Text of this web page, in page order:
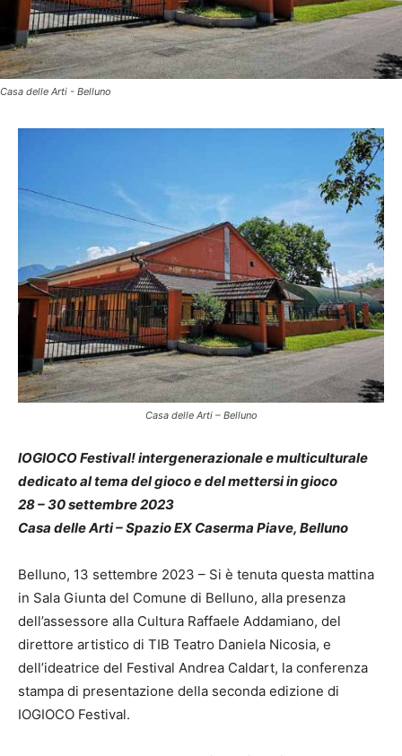
Casa delle Arti - Belluno
Casa delle Arti – Belluno
IOGIOCO Festival! intergenerazionale e multiculturale
dedicato al tema del gioco e del mettersi in gioco
28 – 30 settembre 2023
Casa delle Arti – Spazio EX Caserma Piave, Belluno
Belluno, 13 settembre 2023 – Si è tenuta questa mattina
in Sala Giunta del Comune di Belluno, alla presenza
dell’assessore alla Cultura Raffaele Addamiano, del
direttore artistico di TIB Teatro Daniela Nicosia, e
dell’ideatrice del Festival Andrea Caldart, la conferenza
stampa di presentazione della seconda edizione di
IOGIOCO Festival.